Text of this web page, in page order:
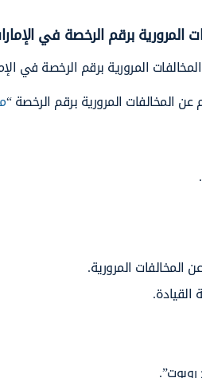
المرورية برقم الرخصة في
المرورية برقم الرخصة في
المخالفات المرورية برقم الرخصة “
المخالفات المرورية.